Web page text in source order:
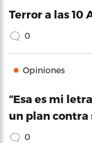
Terror a las 10
0
Opiniones
“Esa es mi
un plan contra
0